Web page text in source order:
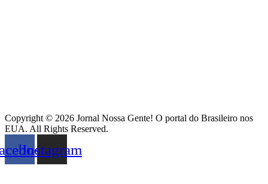
Copyright © 2026 Jornal Nossa Gente! O portal do Brasileiro nos
EUA. All Rights Reserved.
Instagram